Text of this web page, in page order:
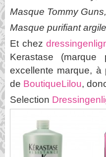
Masque Tommy
Masque purifiant
Et chez
Kerastase
excellente marque,
de BoutiqueLilou,
Selection